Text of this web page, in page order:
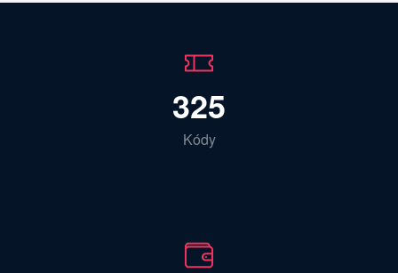
325
Kódy